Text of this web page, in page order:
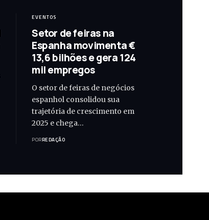
EVENTOS
Setor de feiras na
Espanha movimenta €
13,6 bilhões e gera 124
mil empregos
O setor de feiras de negócios
espanhol consolidou sua
trajetória de crescimento em
2025 e chega…
PORREDAÇÃO